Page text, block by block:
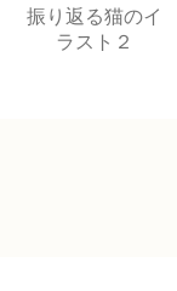
振り返る猫のイ
ラスト２